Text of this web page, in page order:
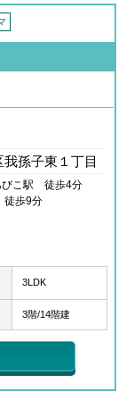
孫子東１丁目
こ駅 徒歩4分
歩9分
3LDK
3階/14階建